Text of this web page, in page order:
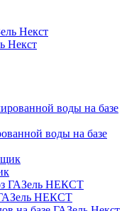
Некст
воды на базе
ГАЗель НЕКСТ